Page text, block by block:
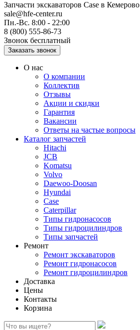
Запчасти экскаваторов Case в Кемерово
sale@hfe-center.ru
Пн.-Вс. 8:00 - 22:00
8 (800) 555-86-73
Звонок бесплатный
О нас
О компании
Коллектив
Отзывы
Акции и скидки
Гарантия
Вакансии
Ответы на частые вопросы
Каталог запчастей
Hitachi
JCB
Komatsu
Volvo
Daewoo-Doosan
Hyundai
Case
Caterpillar
Типы гидронасосов
Типы гидроцилиндров
Типы запчастей
Ремонт
Ремонт экскаваторов
Ремонт гидронасосов
Ремонт гидроцилиндров
Доставка
Цены
Контакты
Корзина